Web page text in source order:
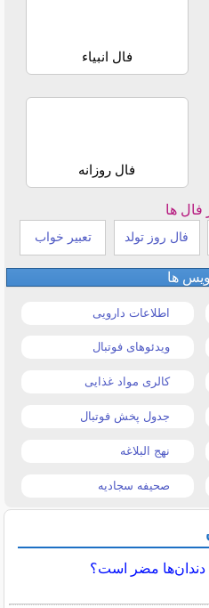
فال انبیاء
فال روزانه
فال ها
فال روز تولد تعبیر خواب
ها
اطلاعات دارویی
ویدئوهای فوتبال
کالری مواد غذایی
جدول پخش فوتبال
نهج البلاغه
صحیفه سجادیه
دندان‌ها مضر است؟